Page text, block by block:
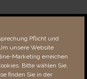
Pflicht und
unsere Website
Marketing erreichen
Bitte wählen Sie,
finden Sie in der